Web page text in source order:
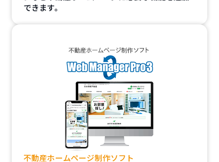
できます。
不動産ホームページ制作ソフト